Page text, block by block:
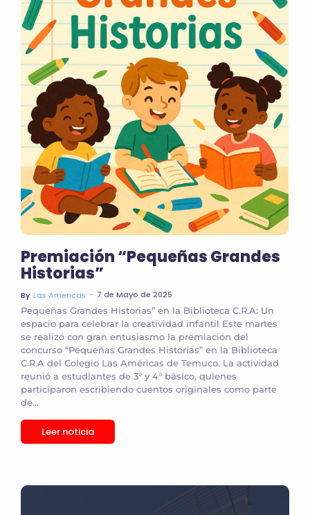
Premiación “Pequeñas Grandes
Historias”
By Las Americas ~ 7 de Mayo de 2025
Pequeñas Grandes Historias” en la Biblioteca C.R.A: Un
espacio para celebrar la creatividad infantil Este martes
se realizó con gran entusiasmo la premiación del
concurso “Pequeñas Grandes Historias” en la Biblioteca
C.R.A del Colegio Las Américas de Temuco. La actividad
reunió a estudiantes de 3° y 4° básico, quienes
participaron escribiendo cuentos originales como parte
de...
Leer noticia